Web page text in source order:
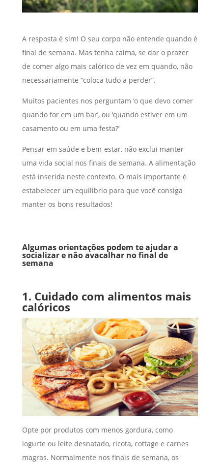
A resposta é sim! O seu corpo não entende quando é
final de semana. Mas tenha calma, se dar o prazer
de comer algo mais calórico de vez em quando, não
necessariamente “coloca tudo a perder”.
Muitos pacientes nos perguntam ‘o que devo comer
quando for em um bar’, ou ‘quando estiver em um
casamento ou em uma festa?’
Pensar em saúde e bem-estar, não exclui manter
uma vida social nos finais de semana. A alimentação
está inserida neste contexto. O mais importante é
estabelecer um equilíbrio para que você consiga
manter os bons resultados!
Algumas orientações podem te ajudar a
socializar e não avacalhar no final de
semana
1. Cuidado com alimentos mais
calóricos
Opte por produtos com menos gordura, como
iogurte ou leite desnatado, ricota, cottage e carnes
magras. Normalmente nos finais de semana, os